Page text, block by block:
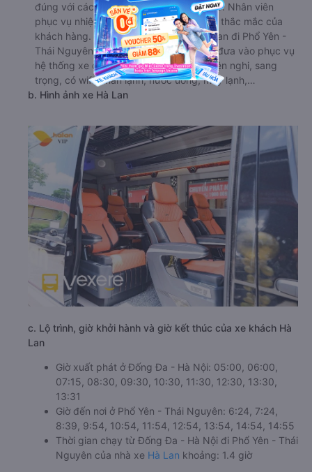
đúng với các điểm đón cố định hẹn trước. Nhân viên
phục vụ nhiệt tình, luôn sẵn giải đáp mọi thắc mắc của
khách hàng. Bên cạnh đó, hãng xe Hà Lan đi Phổ Yên -
Thái Nguyên từ Đống Đa - Hà Nội cũng đưa vào phục vụ
hệ thống xe đời mới cung cấp nội thất tiện nghi, sang
trọng, có wifi, khăn lạnh, nước uống, máy lạnh,…
b. Hình ảnh xe Hà Lan
c. Lộ trình, giờ khởi hành và giờ kết thúc của xe khách Hà
Lan
Giờ xuất phát ở Đống Đa - Hà Nội: 05:00, 06:00,
07:15, 08:30, 09:30, 10:30, 11:30, 12:30, 13:30,
13:31
Giờ đến nơi ở Phổ Yên - Thái Nguyên: 6:24, 7:24,
8:39, 9:54, 10:54, 11:54, 12:54, 13:54, 14:54, 14:55
Thời gian chạy từ Đống Đa - Hà Nội đi Phổ Yên - Thái
Nguyên của nhà xe Hà Lan khoảng: 1.4 giờ